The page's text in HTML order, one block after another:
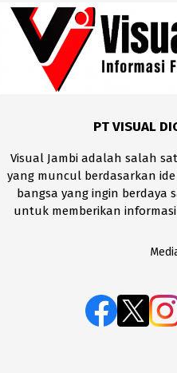
PT VISUAL
Visual Jambi adalah salah
yang muncul berdasarkan
bangsa yang ingin berdaya
untuk memberikan